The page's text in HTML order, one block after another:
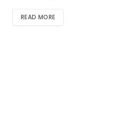
READ MORE